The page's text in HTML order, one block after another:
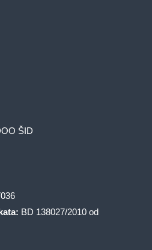
ŠID
BD 138027/2010 od